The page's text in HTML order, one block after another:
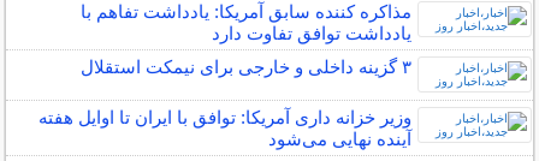
مذاکره کننده سابق آمریکا: یادداشت تفاهم با
یادداشت توافق تفاوت دارد
۳ گزینه داخلی و خارجی برای نیمکت استقلال
وزیر خزانه داری آمریکا: توافق با ایران تا اوایل هفته
آینده نهایی می‌شود